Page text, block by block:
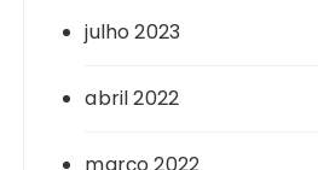
julho 2023
abril 2022